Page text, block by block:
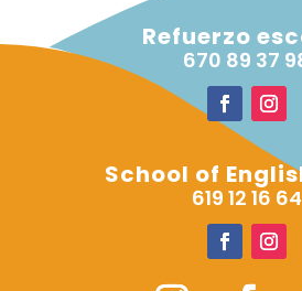
Refuerzo
670 89 37
School of
619 12 16 64